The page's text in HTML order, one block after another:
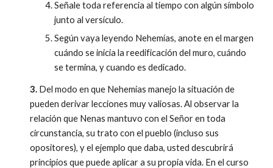
Señale toda referencia al tiempo con algún símbolo
junto al versículo.
Según vaya leyendo Nehemías, anote en el margen
cuándo se inicia la reedificación del muro, cuándo
se termina, y cuando es dedicado.
3. Del modo en que Nehemías manejo la situación de
pueden derivar lecciones muy valiosas. Al observar la
relación que Nenas mantuvo con el Señor en toda
circunstancia, su trato con el pueblo (incluso sus
opositores), y el ejemplo que daba, usted descubrirá
principios que puede aplicar a su propia vida. En el curso